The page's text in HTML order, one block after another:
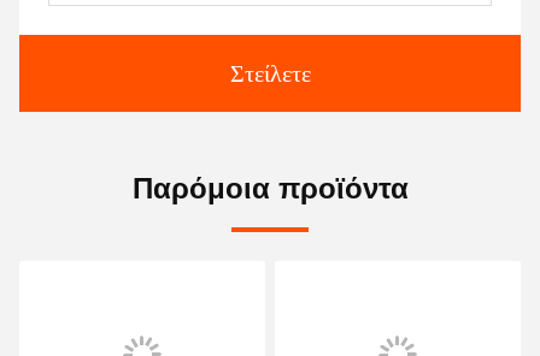
Στείλετε
Παρόμοια προϊόντα